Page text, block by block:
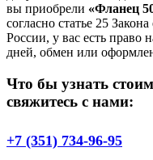
вы приобрели «Фланец
согласно статье 25
России, у вас есть право
дней, обмен или
Что бы узнать
свяжитесь с нами:
+7 (351) 734-96-95